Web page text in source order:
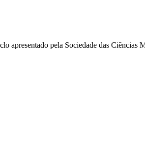
apresentado pela Sociedade das Ciências